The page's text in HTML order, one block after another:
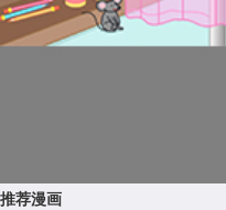
推荐漫画